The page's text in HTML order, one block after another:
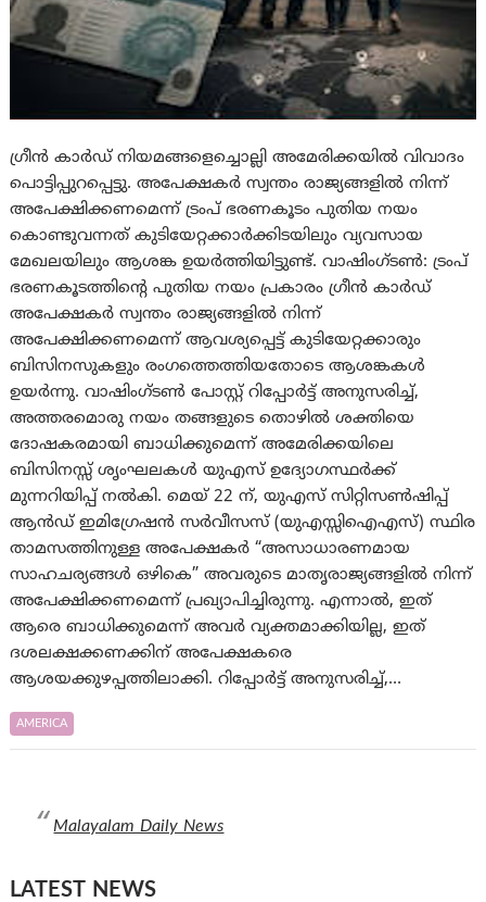
ഗ്രീന്‍ കാര്‍ഡ് നിയമങ്ങളെച്ചൊല്ലി അമേരിക്കയില്‍ വിവാദം
പൊട്ടിപ്പുറപ്പെട്ടു. അപേക്ഷകര്‍ സ്വന്തം രാജ്യങ്ങളില്‍ നിന്ന്
അപേക്ഷിക്കണമെന്ന് ട്രംപ് ഭരണകൂടം പുതിയ നയം
കൊണ്ടുവന്നത് കുടിയേറ്റക്കാര്‍ക്കിടയിലും വ്യവസായ
മേഖലയിലും ആശങ്ക ഉയര്‍ത്തിയിട്ടുണ്ട്. വാഷിംഗ്ടണ്‍: ട്രംപ്
ഭരണകൂടത്തിന്റെ പുതിയ നയം പ്രകാരം ഗ്രീന്‍ കാര്‍ഡ്
അപേക്ഷകർ സ്വന്തം രാജ്യങ്ങളിൽ നിന്ന്
അപേക്ഷിക്കണമെന്ന് ആവശ്യപ്പെട്ട് കുടിയേറ്റക്കാരും
ബിസിനസുകളും രംഗത്തെത്തിയതോടെ ആശങ്കകൾ
ഉയർന്നു. വാഷിംഗ്ടൺ പോസ്റ്റ് റിപ്പോർട്ട് അനുസരിച്ച്,
അത്തരമൊരു നയം തങ്ങളുടെ തൊഴിൽ ശക്തിയെ
ദോഷകരമായി ബാധിക്കുമെന്ന് അമേരിക്കയിലെ
ബിസിനസ്സ് ശൃംഘലകള്‍ യുഎസ് ഉദ്യോഗസ്ഥർക്ക്
മുന്നറിയിപ്പ് നൽകി. മെയ് 22 ന്, യുഎസ് സിറ്റിസൺഷിപ്പ്
ആൻഡ് ഇമിഗ്രേഷൻ സർവീസസ് (യുഎസ്സിഐഎസ്) സ്ഥിര
താമസത്തിനുള്ള അപേക്ഷകർ “അസാധാരണമായ
സാഹചര്യങ്ങൾ ഒഴികെ” അവരുടെ മാതൃരാജ്യങ്ങളിൽ നിന്ന്
അപേക്ഷിക്കണമെന്ന് പ്രഖ്യാപിച്ചിരുന്നു. എന്നാല്‍, ഇത്
ആരെ ബാധിക്കുമെന്ന് അവർ വ്യക്തമാക്കിയില്ല, ഇത്
ദശലക്ഷക്കണക്കിന് അപേക്ഷകരെ
ആശയക്കുഴപ്പത്തിലാക്കി. റിപ്പോർട്ട് അനുസരിച്ച്,…
AMERICA
Malayalam Daily News
LATEST NEWS